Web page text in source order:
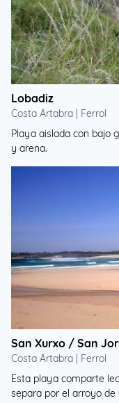
Lobadiz
Costa Ártabra | Ferrol
Playa aislada con bajo
y arena.
San Xurxo / San
Costa Ártabra | Ferrol
Esta playa comparte
separa por el arroyo de